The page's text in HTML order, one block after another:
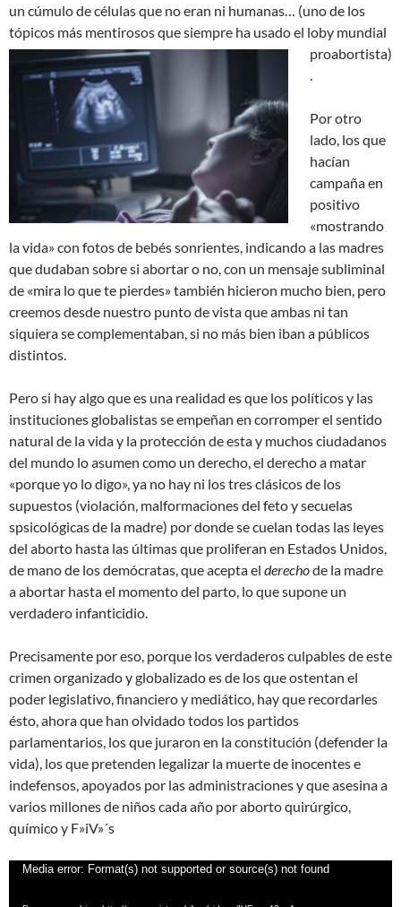
un cúmulo de células que no eran ni humanas… (uno de los
tópicos más mentirosos quesiempre ha usado el loby mundial
proabortista)
.
Por otro
lado, los que
hacían
campaña en
positivo
«mostrando
la vida» con fotos de bebés sonrientes, indicando a las madres
que dudaban sobre si abortar o no, con un mensaje subliminal
de «mira lo que te pierdes» también hicieron mucho bien, pero
creemos desde nuestro punto de vista que ambas ni tan
siquiera se complementaban, si no más bien iban a públicos
distintos.
Pero si hay algo que es una realidad es que los políticos y las
instituciones globalistas se empeñan en corromper el sentido
natural de la vida y la protección de esta y muchos ciudadanos
del mundo lo asumen como un derecho, el derecho a matar
«porque yo lo digo», ya no hay ni los tres clásicos de los
supuestos (violación, malformaciones del feto y secuelas
spsicológicas de la madre) por donde se cuelan todas las leyes
del aborto hasta las últimas que proliferan en Estados Unidos,
de mano de los demócratas, que acepta el derechode la madre
a abortar hasta el momento del parto, lo que supone un
verdadero infanticidio.
Precisamente por eso, porque los verdaderos culpables de este
crimen organizado y globalizado es de los que ostentan el
poder legislativo, financiero y mediático, hay que recordarles
ésto, ahora que han olvidado todos los partidos
parlamentarios, los que juraron en la constitución (defender la
vida), los que pretenden legalizar la muerte de inocentes e
indefensos, apoyados por las administraciones y que asesina a
varios millones de niños cada año por aborto quirúrgico,
químico y F»iV»´s
Reproductor
Media error: Format(s) not supported or source(s) not found